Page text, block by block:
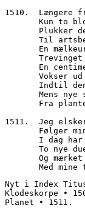
1510.  Længere
Kun
Til
En
En
Mens
Fra
1511.  Jeg
I dag
To
Og
Med
Nyt i Index
Klodeskorpe •
Planet • 1511.